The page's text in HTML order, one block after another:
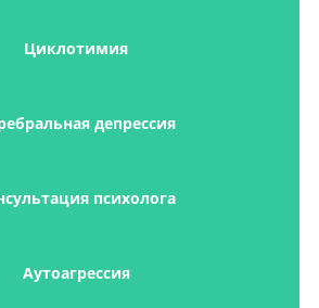
Циклотимия
депрессия
психолога
Аутоагрессия